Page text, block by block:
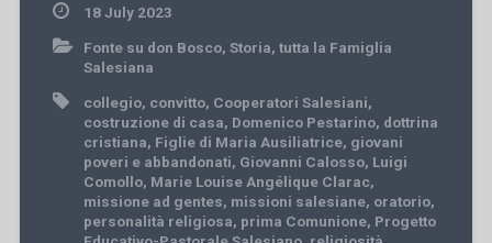
18 July 2023
Fonte su don Bosco, Storia, tutta la Famiglia
Salesiana
collegio, convitto, Cooperatori Salesiani,
costruzione di casa, Domenico Pestarino, dottrina
cristiana, Figlie di Maria Ausiliatrice, giovani
poveri e abbandonati, Giovanni Calosso, Luigi
Comollo, Marie Louise Angélique Clarac,
missione ad gentes, missioni salesiane, oratorio,
personalità religiosa, prima Comunione, Progetto